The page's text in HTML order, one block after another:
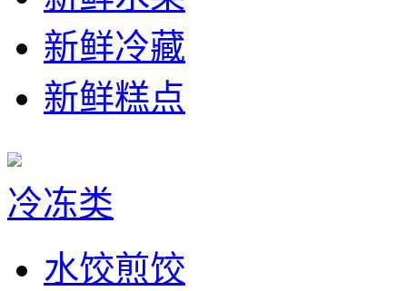
新鲜冷藏
新鲜糕点
冷冻类
水饺煎饺